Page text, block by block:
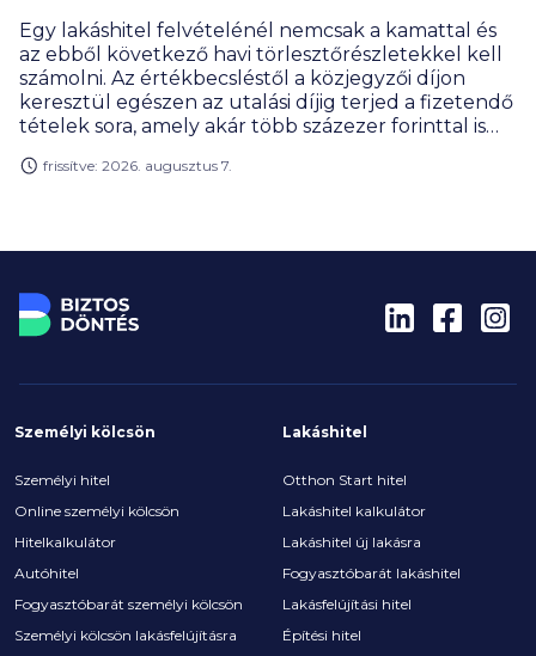
Egy lakáshitel felvételénél nemcsak a kamattal és
az ebből következő havi törlesztőrészletekkel kell
számolni. Az értékbecsléstől a közjegyzői díjon
keresztül egészen az utalási díjig terjed a fizetendő
tételek sora, amely akár több százezer forinttal is
díjakra érdemes előre felkészülnöd, és melyeket
frissítve: 2026. augusztus 7.
Személyi kölcsön
Személyi hitel
Online személyi kölcsön
Hitelkalkulátor
Autóhitel
Fogyasztóbarát személyi kölcsön
Személyi kölcsön lakásfelújításra
Lakáshitel
Otthon Start hitel
Lakáshitel kalkulátor
Lakáshitel új lakásra
Fogyasztóbarát lakáshitel
Lakásfelújítási hitel
Építési hitel